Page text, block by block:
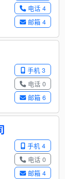
电话 4
邮箱 4
手机 3
电话 0
邮箱 6
手机 4
电话 0
邮箱 4